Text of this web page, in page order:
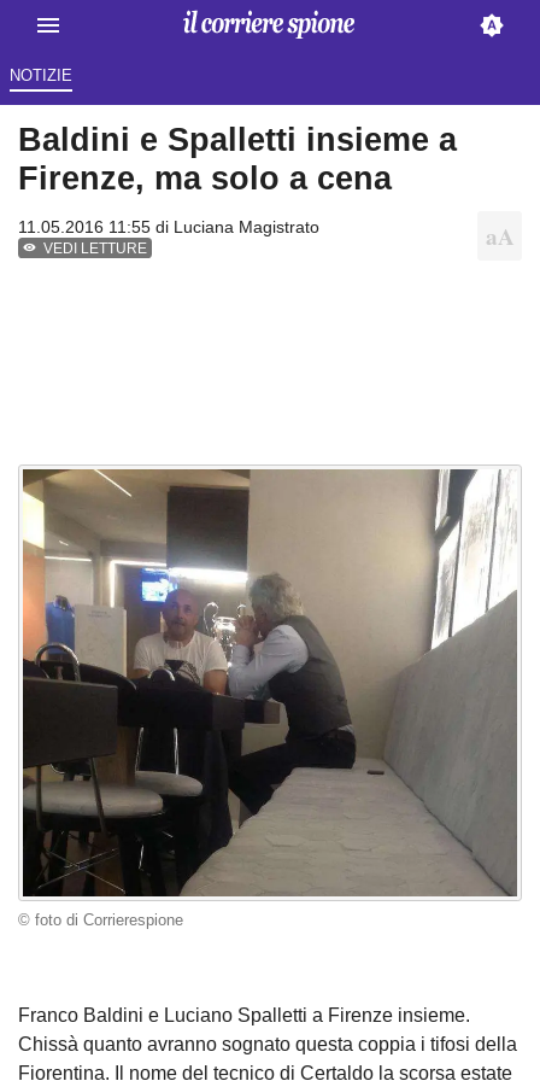
NOTIZIE
Baldini e Spalletti insieme a
Firenze, ma solo a cena
11.05.2016 11:55 di Luciana Magistrato
VEDI LETTURE
© foto di Corrierespione
Franco Baldini e Luciano Spalletti a Firenze insieme.
Chissà quanto avranno sognato questa coppia i tifosi della
Fiorentina. Il nome del tecnico di Certaldo la scorsa estate